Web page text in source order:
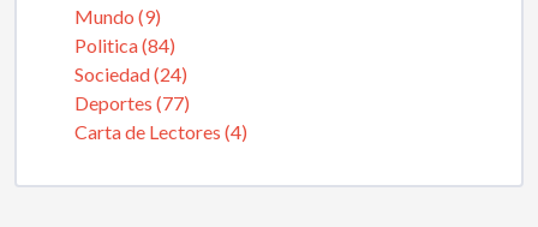
Mundo (9)
Politica (84)
Sociedad (24)
Deportes (77)
Carta de Lectores (4)